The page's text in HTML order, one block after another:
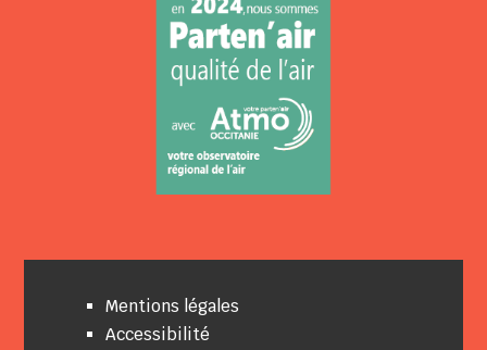
Mentions légales
Accessibilité